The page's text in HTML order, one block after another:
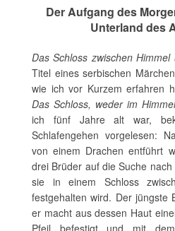
Der Aufgang des
Unterland des
Das Schloss zwischen Himmel
Titel eines serbischen
wie ich vor Kurzem erfahren
Das Schloss, weder im
ich fünf Jahre alt war,
Schlafengehen vorgelesen:
von einem Drachen entführt
drei Brüder auf die Suche
sie in einem Schloss
festgehalten wird. Der jüngste
er macht aus dessen Haut
Pfeil befestigt und mit